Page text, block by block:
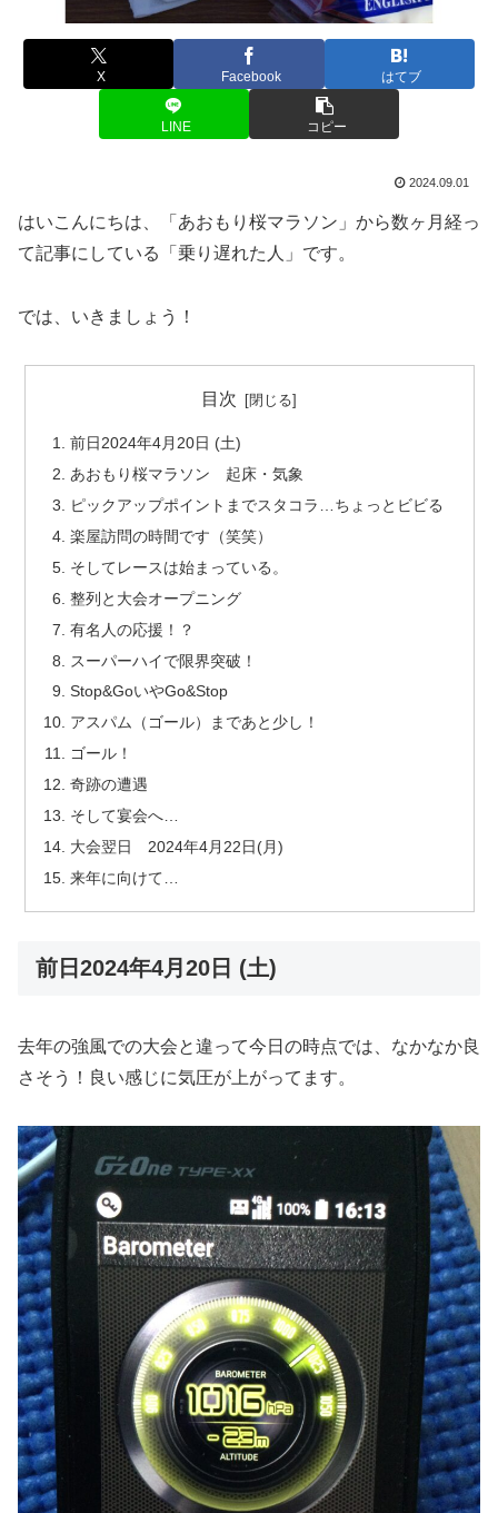
X Facebook はてブ
LINE コピー
2024.09.01
はいこんにちは、「あおもり桜マラソン」から数ヶ月経っ
て記事にしている「乗り遅れた人」です。
では、いきましょう！
目次
前日2024年4月20日 (土)
あおもり桜マラソン 起床・気象
ピックアップポイントまでスタコラ…ちょっとビビる
楽屋訪問の時間です（笑笑）
そしてレースは始まっている。
整列と大会オープニング
有名人の応援！？
スーパーハイで限界突破！
Stop&GoいやGo&Stop
アスパム（ゴール）まであと少し！
ゴール！
奇跡の遭遇
そして宴会へ…
大会翌日 2024年4月22日(月)
来年に向けて…
前日2024年4月20日 (土)
去年の強風での大会と違って今日の時点では、なかなか良
さそう！良い感じに気圧が上がってます。